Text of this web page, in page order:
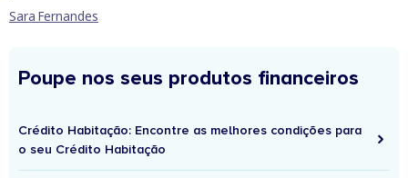
Sara Fernandes
Poupe nos seus produtos financeiros
Crédito Habitação: Encontre as melhores condições para
o seu Crédito Habitação